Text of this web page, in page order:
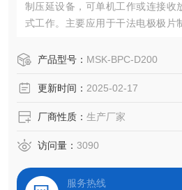
制压延设备，可单机工作或连接收
式工作。主要应用于干法电极极片
产品型号： MSK-BPC-D200
更新时间： 2025-02-17
厂商性质： 生产厂家
访问量： 3090
服务热线